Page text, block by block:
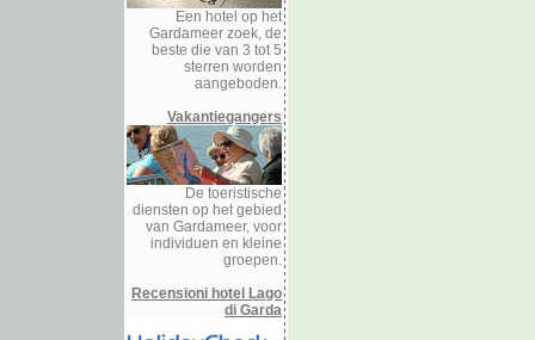
Een hotel op het
Gardameer zoek, de
beste die van 3 tot 5
sterren worden
aangeboden.
Vakantiegangers
De toeristische
diensten op het gebied
van Gardameer, voor
individuen en kleine
groepen.
Recensioni hotel Lago
di Garda